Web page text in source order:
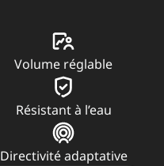
Volume réglable
Résistant à l’eau
Directivité adaptative